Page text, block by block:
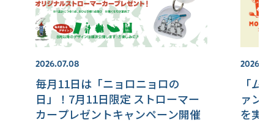
2026.07.08
毎月11日は「ニョロニョロの
日」！7月11日限定 ストローマー
カープレゼントキャンペーン開催
「ム
ァン
を実